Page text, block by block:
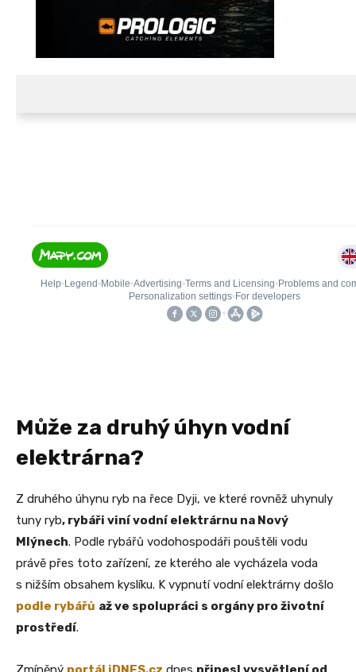
Může za druhý úhyn vodní
elektrárna?
Z druhého úhynu ryb na řece Dyji, ve které rovněž uhynuly
tuny ryb, rybáři viní vodní elektrárnu na Nový
Mlýnech. Podle rybářů vodohospodáři pouštěli vodu
právě přes toto zařízení, ze kterého ale vycházela voda
s nižším obsahem kyslíku. K vypnutí vodní elektrárny došlo
podle rybářů až ve spolupráci s orgány pro životní
prostředí.